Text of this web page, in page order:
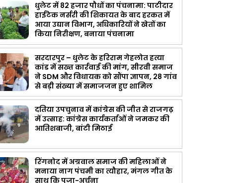
धुलेट में 82 हजार पौधों का पंचनामा: पाटीदार
हाईटेक नर्सरी की शिकायत के बाद हरकत में
आया उद्यान विभाग, अधिकारियों ने खेतों का
किया निरीक्षण, बनाया पंचनामा
सरदारपुर – धुलेट के हरिराम गेहलोत हत्या
कांड में सख्त कार्रवाई की मांग, सीरवी समाज
ने SDM और विधायक को सौंपा ज्ञापन, 28 गांव
से बड़ी संख्या में समाजजन हुए शामिल
दतिया उपचुनाव में कांग्रेस की जीत से राजगढ़
में उत्साह: कांग्रेस कार्यकर्ताओं ने जमकर की
आतिशबाजी, बांटी मिठाई
रिंगनोद में अग्रवाल समाज की महिलाओं ने
मनाया नाग पंचमी का त्यौहार, मंगल गीत के
साथ कि पूजा-अर्चना